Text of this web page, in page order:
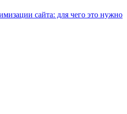
сайта: для чего это нужно